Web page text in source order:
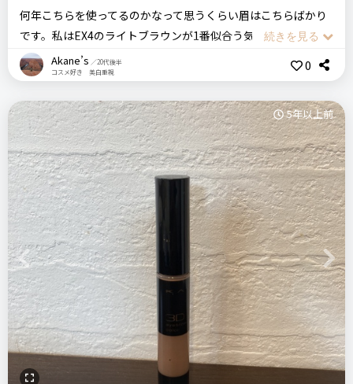
比較したもの・こちらを選んだ理由
結構前に購入して使っていたのですが、髪の色が変わって再度
使用しはじめました。
価格
660円
場所
ドラッグストア
インテグレート くり出しアイブロー
ドラコス
アイブロウ
＼ショップで商品を探す／
ステマっぽい 0
コメント（0 件）
はじめて 多分リピートしない
ログイン
汗や水で落ちにくいと
太さの調整がしやすい
悪いところ（残念）
自然な眉毛にならない
注意点
上からパウダーすることをおすすめします。
おすすめする人・おすすめしない人
眉尻が描きにくくて悩んでる方はこちらは描きやすいですよ
何年こちらを使ってるのかなって思うくらい眉はこちらばかり
です。私はEX4のライトブラウンが1番似合う気がします。色味
も何色かあって、ブラウン系ブラック系レッド系など自分のし
たい色に合わせて選んだらいいと思います。
ころでしょうか。
普段は下の少し明るめの色を混ぜて眉毛にのせていますが、髪
の毛を黒くした時だと眉毛が明るすぎると浮いてしまうので上
の濃い色も混ぜながら調整しています。自分の気分で眉毛の濃
さを調整できるのが本当ありがたいなって思います。
スキンケアをしたあと、すぐにこちらのアイブロウをしたら結
構水分と混ざってしまって、自然な感じになってしまうので、
化粧下地をして粉を顔全体に乗せてから眉毛を描くようにして
います。
夜勤をするのですが、眉毛を変に擦ったりしなければアイブロ
ウは落ちず朝までキープできるところもありがたいです。
何年も使ってるのでブラシが前の方が良かったなって思いま
す。
Akane’s ／20代後半
コスメ好き 美白重視
0
Previous Next
5年以上前